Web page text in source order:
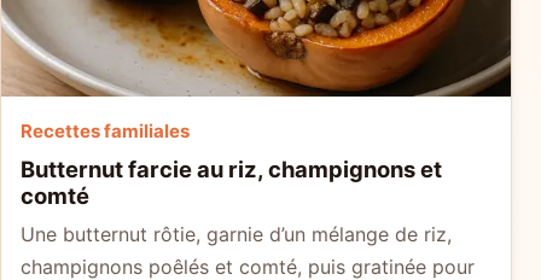
Recettes familiales
Butternut farcie au riz, champignons et
comté
Une butternut rôtie, garnie d’un mélange de riz,
champignons poêlés et comté, puis gratinée pour